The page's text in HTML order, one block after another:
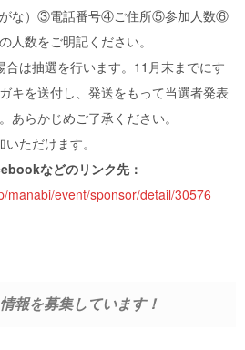
な）③電話番号④ご住所⑤参加人数⑥
人数をご明記ください。
は抽選を行います。11月末までにす
キを送付し、発送をもって当選者発表
あらかじめご了承ください。
ただけます。
などのリンク先：
manabi/event/sponsor/detail/30576
報を募集しています！